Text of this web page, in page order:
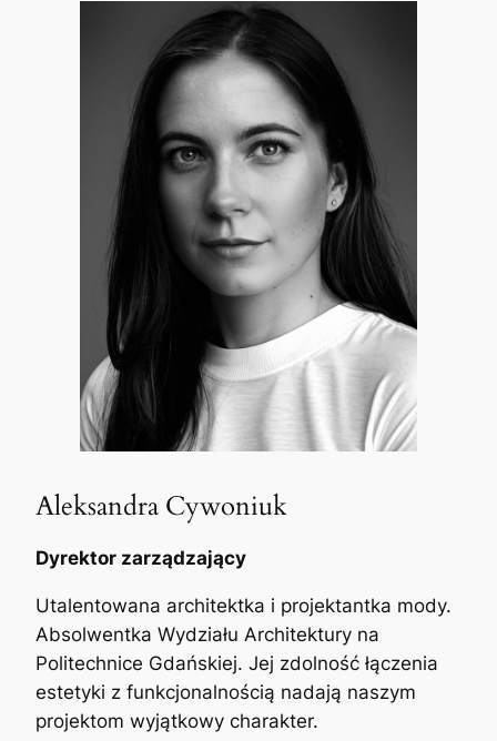
Aleksandra Cywoniuk
Dyrektor zarządzający
Utalentowana architektka i projektantka mody.
Absolwentka Wydziału Architektury na
Politechnice Gdańskiej. Jej zdolność łączenia
estetyki z funkcjonalnością nadają naszym
projektom wyjątkowy charakter.